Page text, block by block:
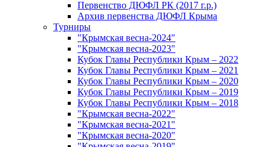
Первенство ДЮФЛ РК (2017 г.р.)
Архив первенства ДЮФЛ Крыма
Турниры
"Крымская весна-2024"
"Крымская весна-2023"
Кубок Главы Республики Крым – 2022
Кубок Главы Республики Крым – 2021
Кубок Главы Республики Крым – 2020
Кубок Главы Республики Крым – 2019
Кубок Главы Республики Крым – 2018
"Крымская весна-2022"
"Крымская весна-2021"
"Крымская весна-2020"